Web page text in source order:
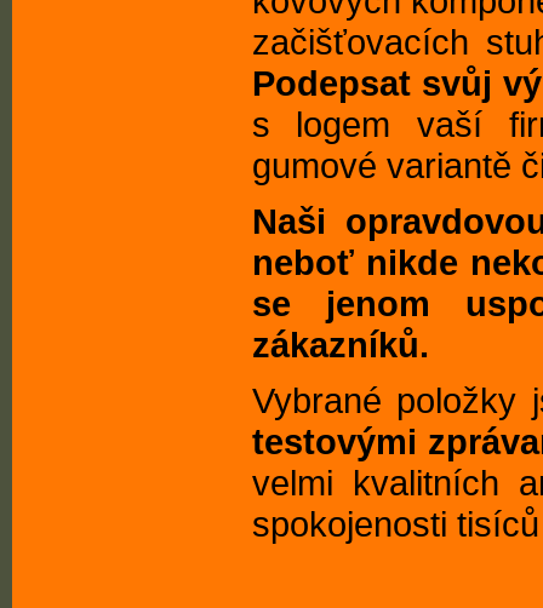
začišťovacích
Podepsat svůj
s logem vaší
gumové variantě
Naši
neboť nikde
se jenom
zákazníků.
Vybrané položky
testovými
velmi kvalitních
spokojenosti